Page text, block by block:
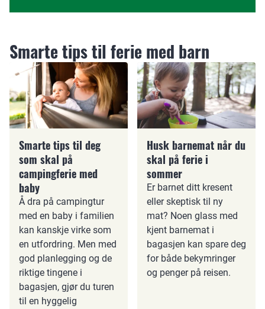
Smarte tips til ferie med barn
Smarte tips til deg
som skal på
campingferie med
baby
Å dra på campingtur
med en baby i familien
kan kanskje virke som
en utfordring. Men med
god planlegging og de
riktige tingene i
bagasjen, gjør du turen
til en hyggelig
Husk barnemat når du
skal på ferie i
sommer
Er barnet ditt kresent
eller skeptisk til ny
mat? Noen glass med
kjent barnemat i
bagasjen kan spare deg
for både bekymringer
og penger på reisen.